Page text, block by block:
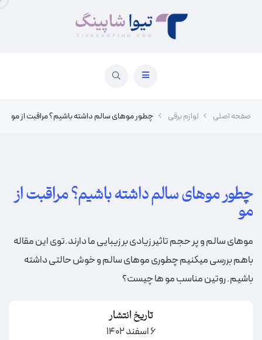
صفحه اصلی لوازم برقی چطور موهای سالم داشته باشیم؟ مراقبت از مو
چطور موهای سالم داشته باشیم؟ مراقبت از
مو
موهای سالم و پر حجم تاثیر زیادی بر زیبایی ما دارند.توی این‌ مقاله
باهم بررسی میکنیم چطوری موهای سالم و خوش حالتی داشته
باشیم. روتین مناسب مو ها چیست؟
تاریخ انتشار
6 اسفند 1402